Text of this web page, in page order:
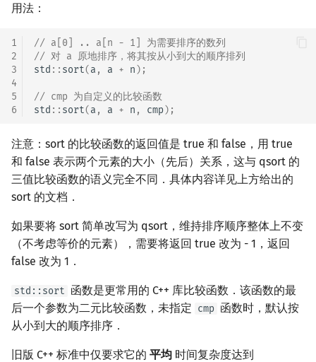
Pell 方程
用法：
1
2
3
4
5
6
// a[0] .. a[n - 1] 为需要排序的数列
// 对 a 原地排序，将其按从小到大的顺序排列
std :: sort(a , a + n);
// cmp 为自定义的比较函数
std :: sort(a , a + n , cmp);
注意：sort 的比较函数的返回值是 true 和 false，用 true
和 false 表示两个元素的大小（先后）关系，这与 qsort 的
三值比较函数的语义完全不同．具体内容详见上方给出的
sort 的文档．
如果要将 sort 简单改写为 qsort，维持排序顺序整体上不变
（不考虑等价的元素），需要将返回 true 改为 - 1，返回
false 改为 1．
std::sort 函数是更常用的 C++ 库比较函数．该函数的最
后一个参数为二元比较函数，未指定 cmp 函数时，默认按
从小到大的顺序排序．
旧版 C++ 标准中仅要求它的 平均 时间复杂度达到